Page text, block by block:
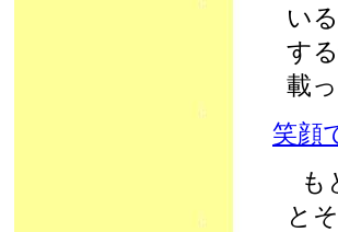
い
す
載
笑顔
も
と